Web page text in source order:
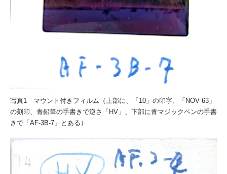
写真1 マウント付きフィルム（上部に、「10」の印字、「NOV 63」
の刻印、青鉛筆の手書きで逆さ「HV」、下部に青マジックペンの手書
きで「AF-3B-7」とある）